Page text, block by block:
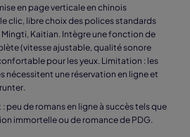
en page verticale en chinois
clic, libre choix des polices standards
Kaitian. Intègre une fonction de
(vitesse ajustable, qualité sonore
pour les yeux. Limitation : les
nécessitent une réservation en ligne et
peu de romans en ligne à succès tels que
immortelle ou de romance de PDG.